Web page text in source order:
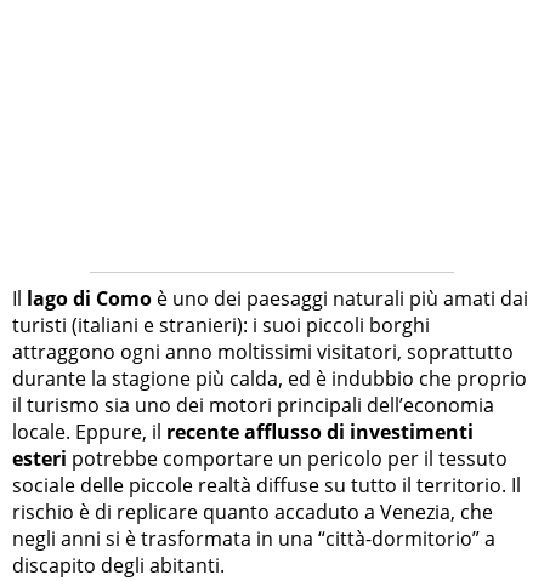
Il lago di Como è uno dei paesaggi naturali più amati dai
turisti (italiani e stranieri): i suoi piccoli borghi
attraggono ogni anno moltissimi visitatori, soprattutto
durante la stagione più calda, ed è indubbio che proprio
il turismo sia uno dei motori principali dell’economia
locale. Eppure, il recente afflusso di investimenti
esteri potrebbe comportare un pericolo per il tessuto
sociale delle piccole realtà diffuse su tutto il territorio. Il
rischio è di replicare quanto accaduto a Venezia, che
negli anni si è trasformata in una “città-dormitorio” a
discapito degli abitanti.